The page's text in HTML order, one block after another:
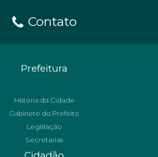
Contato
Prefeitura
História da Cidade
Gabinete do Prefeito
Legislação
Secretarias